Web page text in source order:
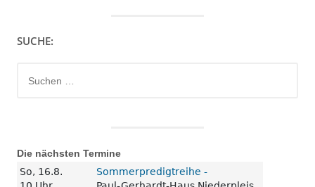
SUCHE:
nach:
Die nächsten Termine